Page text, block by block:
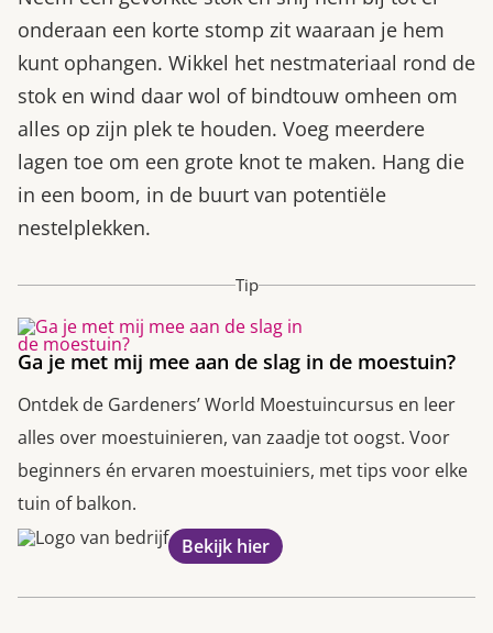
onderaan een korte stomp zit waaraan je hem
kunt ophangen. Wikkel het nestmateriaal rond de
stok en wind daar wol of bindtouw omheen om
alles op zijn plek te houden. Voeg meerdere
lagen toe om een grote knot te maken. Hang die
in een boom, in de buurt van potentiële
nestelplekken.
Tip
Ga je met mij mee aan de slag in de moestuin?
Ontdek de Gardeners’ World Moestuincursus en leer
alles over moestuinieren, van zaadje tot oogst. Voor
beginners én ervaren moestuiniers, met tips voor elke
tuin of balkon.
Bekijk hier